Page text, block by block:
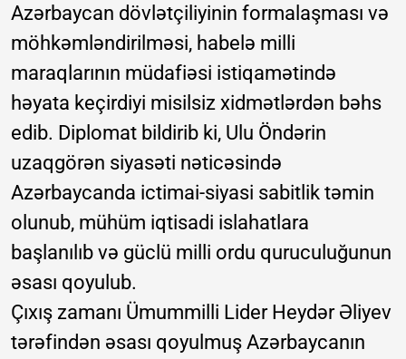
Azərbaycan dövlətçiliyinin formalaşması və
möhkəmləndirilməsi, habelə milli
maraqlarının müdafiəsi istiqamətində
həyata keçirdiyi misilsiz xidmətlərdən bəhs
edib. Diplomat bildirib ki, Ulu Öndərin
uzaqgörən siyasəti nəticəsində
Azərbaycanda ictimai-siyasi sabitlik təmin
olunub, mühüm iqtisadi islahatlara
başlanılıb və güclü milli ordu quruculuğunun
əsası qoyulub.
Çıxış zamanı Ümummilli Lider Heydər Əliyev
tərəfindən əsası qoyulmuş Azərbaycanın